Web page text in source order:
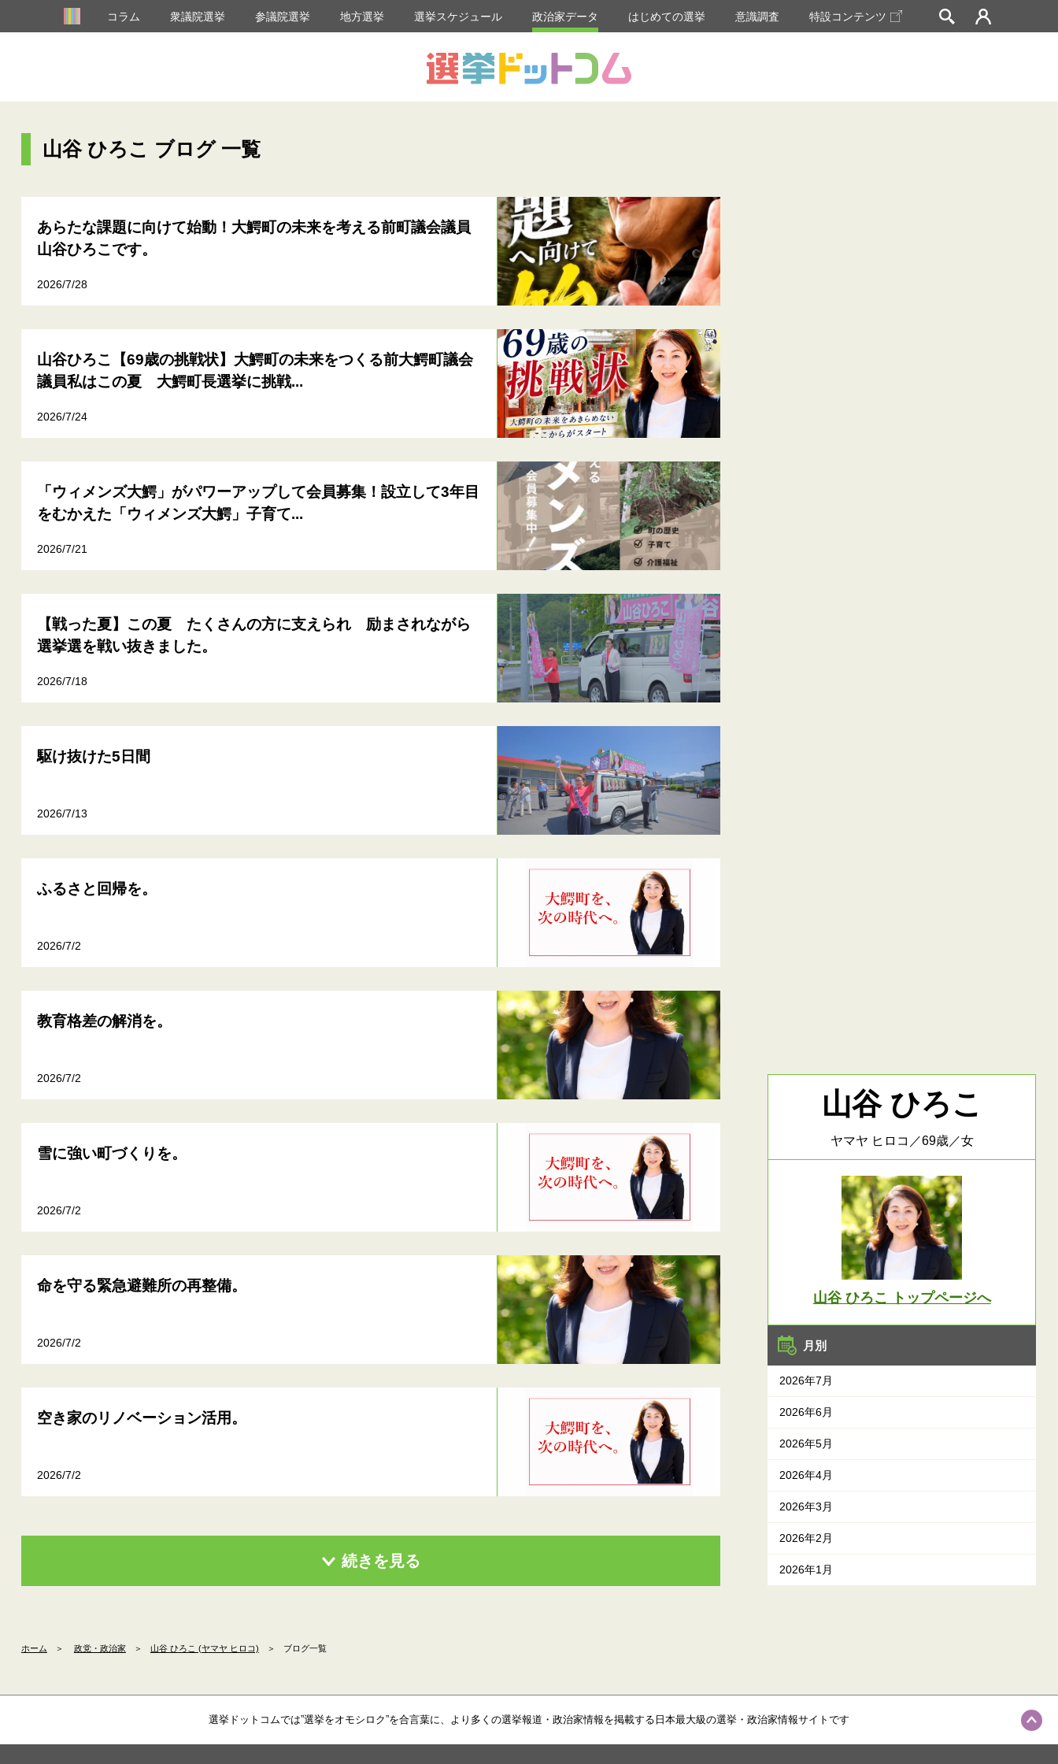
コラム 衆議院選挙 参議院選挙 地方選挙 選挙スケジュール 政治家データ はじめての選挙 意識調査 特設コンテンツ
山谷 ひろこ ブログ 一覧
あらたな課題に向けて始動！大鰐町の未来を考える前町議会議員
山谷ひろこです。
2026/7/28
山谷ひろこ【69歳の挑戦状】大鰐町の未来をつくる前大鰐町議会
議員私はこの夏 大鰐町長選挙に挑戦...
2026/7/24
「ウィメンズ大鰐」がパワーアップして会員募集！設立して3年目
をむかえた「ウィメンズ大鰐」子育て...
2026/7/21
【戦った夏】この夏 たくさんの方に支えられ 励まされながら
選挙選を戦い抜きました。
2026/7/18
駆け抜けた5日間
2026/7/13
ふるさと回帰を。
2026/7/2
教育格差の解消を。
2026/7/2
雪に強い町づくりを。
2026/7/2
命を守る緊急避難所の再整備。
2026/7/2
空き家のリノベーション活用。
2026/7/2
続きを見る
山谷 ひろこ
ヤマヤ ヒロコ／69歳／女
山谷 ひろこ トップページへ
月別
2026年7月
2026年6月
2026年5月
2026年4月
2026年3月
2026年2月
2026年1月
ホーム ＞ 政党・政治家 ＞ 山谷 ひろこ (ヤマヤ ヒロコ) ＞ ブログ一覧
選挙ドットコムでは”選挙をオモシロク”を合言葉に、より多くの選挙報道・政治家情報を掲載する日本最大級の選挙・政治家情報サイトです